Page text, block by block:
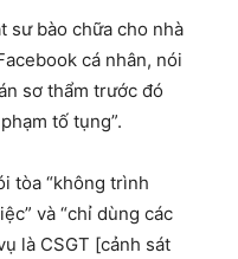
sư bào chữa cho nhà
cá nhân, nói
sơ thẩm trước đó
tố tụng”.
tòa “không trình
và “chỉ dùng các
là CSGT [cảnh sát